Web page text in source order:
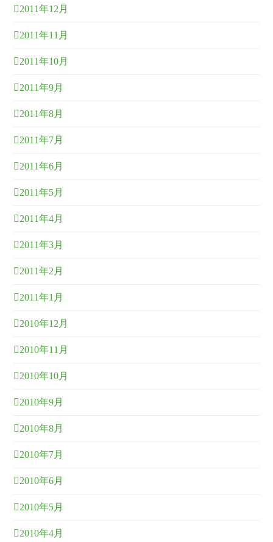
2011年12月
2011年11月
2011年10月
2011年9月
2011年8月
2011年7月
2011年6月
2011年5月
2011年4月
2011年3月
2011年2月
2011年1月
2010年12月
2010年11月
2010年10月
2010年9月
2010年8月
2010年7月
2010年6月
2010年5月
2010年4月